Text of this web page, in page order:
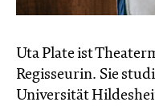
Uta Plate ist
Regisseurin. Sie
Universität